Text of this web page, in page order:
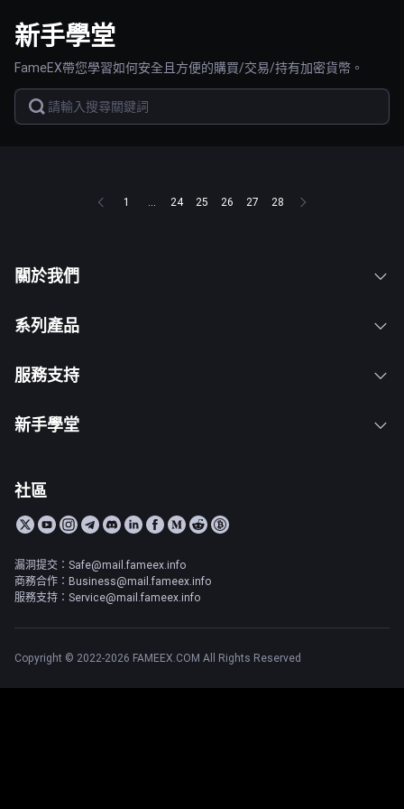
新手學堂
FameEX帶您學習如何安全且方便的購買/交易/持有加密貨幣。
1 ... 24 25 26 27 28
關於我們
系列產品
服務支持
新手學堂
社區
漏洞提交：Safe@mail.fameex.info
商務合作：Business@mail.fameex.info
服務支持：Service@mail.fameex.info
Copyright © 2022-2026 FAMEEX.COM All Rights Reserved